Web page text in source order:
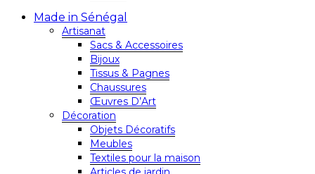
Made in Sénégal
Artisanat
Sacs & Accessoires
Bijoux
Tissus & Pagnes
Chaussures
Œuvres D’Art
Décoration
Objets Décoratifs
Meubles
Textiles pour la maison